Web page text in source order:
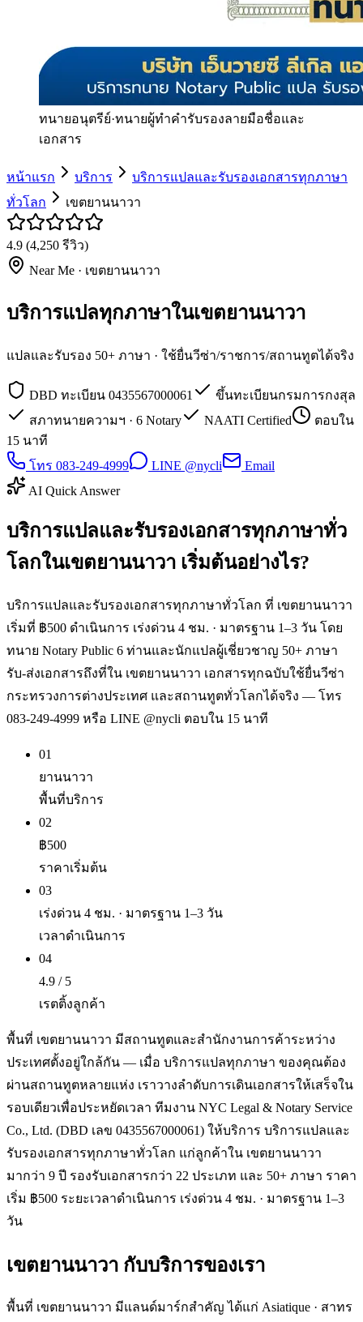
ทนายอนุตรีย์·ทนายผู้ทำคำรับรองลายมือชื่อและ
เอกสาร
หน้าแรก บริการ
บริการแปลและรับรองเอกสารทุกภาษา
ทั่วโลก
เขตยานนาวา
4.9 (4,250 รีวิว)
Near Me · เขตยานนาวา
บริการแปลทุกภาษาในเขตยานนาวา
แปลและรับรอง 50+ ภาษา · ใช้ยื่นวีซ่า/ราชการ/สถานทูตได้จริง
DBD ทะเบียน 0435567000061
ขึ้นทะเบียนกรมการกงสุล
สภาทนายความฯ · 6 Notary
NAATI Certified
ตอบใน
15 นาที
โทร 083-249-4999
LINE @nycli
Email
AI Quick Answer
บริการแปลและรับรองเอกสารทุกภาษาทั่ว
โลกในเขตยานนาวา เริ่มต้นอย่างไร?
บริการแปลและรับรองเอกสารทุกภาษาทั่วโลก ที่ เขตยานนาวา
เริ่มที่ ฿500 ดำเนินการ เร่งด่วน 4 ชม. · มาตรฐาน 1–3 วัน โดย
ทนาย Notary Public 6 ท่านและนักแปลผู้เชี่ยวชาญ 50+ ภาษา
รับ-ส่งเอกสารถึงที่ใน เขตยานนาวา เอกสารทุกฉบับใช้ยื่นวีซ่า
กระทรวงการต่างประเทศ และสถานทูตทั่วโลกได้จริง — โทร
083-249-4999 หรือ LINE @nycli ตอบใน 15 นาที
01
ยานนาวา
พื้นที่บริการ
02
฿500
ราคาเริ่มต้น
03
เร่งด่วน 4 ชม. · มาตรฐาน 1–3 วัน
เวลาดำเนินการ
04
4.9 / 5
เรตติ้งลูกค้า
พื้นที่ เขตยานนาวา มีสถานทูตและสำนักงานการค้าระหว่าง
ประเทศตั้งอยู่ใกล้กัน — เมื่อ บริการแปลทุกภาษา ของคุณต้อง
ผ่านสถานทูตหลายแห่ง เราวางลำดับการเดินเอกสารให้เสร็จใน
รอบเดียวเพื่อประหยัดเวลา ทีมงาน NYC Legal & Notary Service
Co., Ltd. (DBD เลข 0435567000061) ให้บริการ บริการแปลและ
รับรองเอกสารทุกภาษาทั่วโลก แก่ลูกค้าใน เขตยานนาวา
มากว่า 9 ปี รองรับเอกสารกว่า 22 ประเภท และ 50+ ภาษา ราคา
เริ่ม ฿500 ระยะเวลาดำเนินการ เร่งด่วน 4 ชม. · มาตรฐาน 1–3
วัน
เขตยานนาวา กับบริการของเรา
พื้นที่ เขตยานนาวา มีแลนด์มาร์กสำคัญ ได้แก่ Asiatique · สาทร